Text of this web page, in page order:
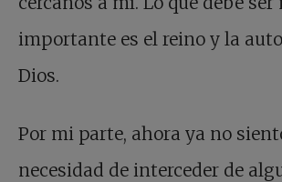
importante es el reino y la
Dios.
Por mi parte, ahora ya no
necesidad de interceder de